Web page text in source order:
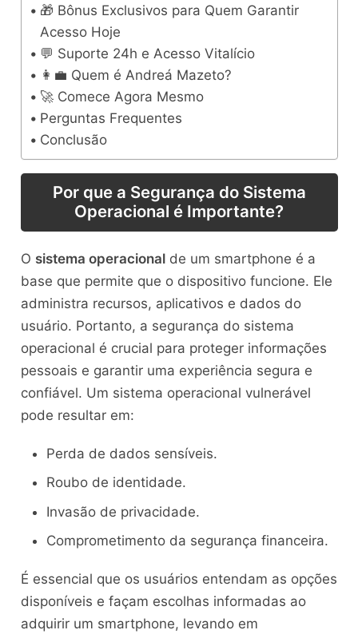
🎁 Bônus Exclusivos para Quem Garantir
Acesso Hoje
💬 Suporte 24h e Acesso Vitalício
👩‍💼 Quem é Andreá Mazeto?
🚀 Comece Agora Mesmo
Perguntas Frequentes
Conclusão
Por que a Segurança do Sistema
Operacional é Importante?
O sistema operacionalde um smartphone é a
base que permite que o dispositivo funcione. Ele
administra recursos, aplicativos e dados do
usuário. Portanto, a segurança do sistema
operacional é crucial para proteger informações
pessoais e garantir uma experiência segura e
confiável. Um sistema operacional vulnerável
pode resultar em:
Perda de dados sensíveis.
Roubo de identidade.
Invasão de privacidade.
Comprometimento da segurança financeira.
É essencial que os usuários entendam as opções
disponíveis e façam escolhas informadas ao
adquirir um smartphone, levando em